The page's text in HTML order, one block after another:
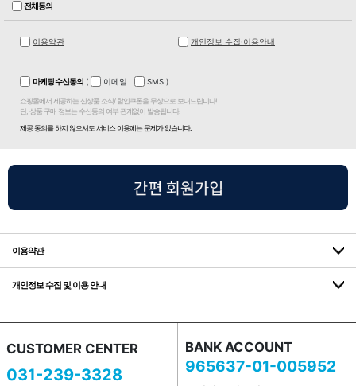
전체동의
이용약관 개인정보 수집·이용안내
마케팅 수신동의 ( 이메일 SMS )
쇼핑몰에서 제공하는 신상품 소식/ 할인쿠폰을 무상으로 보내드립니다!
단, 상품 구매 정보는 수신동의 여부 관계없이 발송됩니다.
제공 동의를 하지 않으셔도 서비스 이용에는 문제가 없습니다.
이용약관
개인정보 수집 및 이용 안내
CUSTOMER CENTER
031-239-3328
BANK ACCOUNT
965637-01-005952